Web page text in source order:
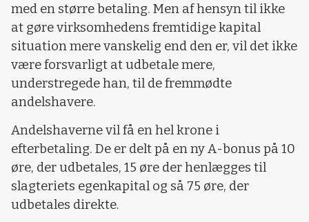
med en større betaling. Men af hensyn til ikke
at gøre virksomhedens fremtidige kapital
situation mere vanskelig end den er, vil det ikke
være forsvarligt at udbetale mere,
understregede han, til de fremmødte
andelshavere.
Andelshaverne vil få en hel krone i
efterbetaling. De er delt på en ny A-bonus på 10
øre, der udbetales, 15 øre der henlægges til
slagteriets egenkapital og så 75 øre, der
udbetales direkte.